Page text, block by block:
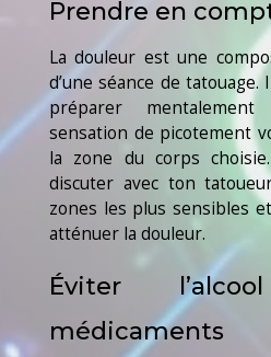
Prendre en
La douleur est une
d’une séance de
préparer
sensation de picotement
la zone du corps
discuter avec ton
zones les plus sensibles
atténuer la douleur.
Éviter
médicaments